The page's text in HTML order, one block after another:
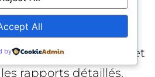
générés
rapports? Non. Elle
mérite votre attention et
rapports détaillés.
All
by